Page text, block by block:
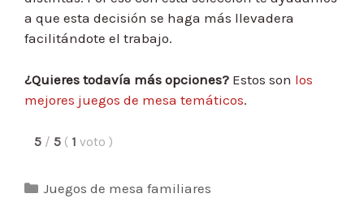
a que esta decisión se haga más llevadera
facilitándote el trabajo.
¿Quieres todavía más opciones? Estos son los
mejores juegos de mesa temáticos.
5 / 5 ( 1 voto )
Categorías
Juegos de mesa familiares